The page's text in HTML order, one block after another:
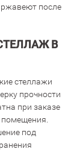
после
В
стеллажи
прочности
при заказе
помещения.
под